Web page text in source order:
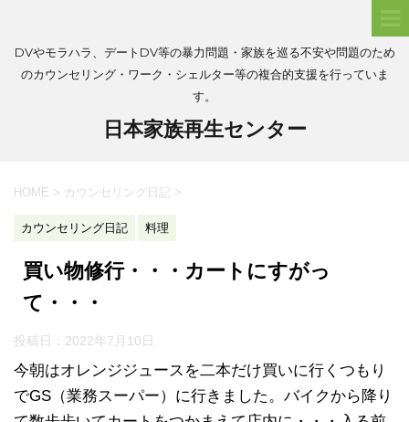
DVやモラハラ、デートDV等の暴力問題・家族を巡る不安や問題のため
のカウンセリング・ワーク・シェルター等の複合的支援を行っていま
す。
日本家族再生センター
HOME > カウンセリング日記 >
カウンセリング日記 料理
買い物修行・・・カートにすがっ
て・・・
投稿日： 2022年7月10日
今朝はオレンジジュースを二本だけ買いに行くつもり
でGS（業務スーパー）に行きました。バイクから降り